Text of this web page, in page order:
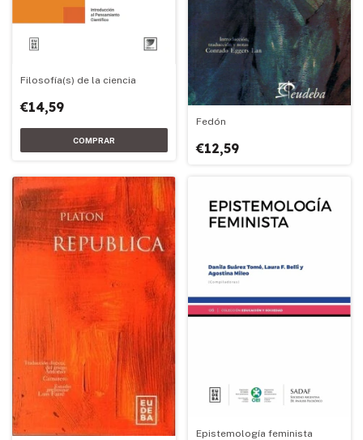
Filosofía(s) de la ciencia
€14,59
Fedón
€12,59
Epistemología feminista